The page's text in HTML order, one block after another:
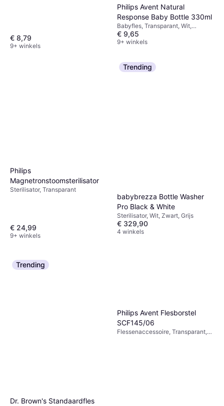
€ 8,79
9+ winkels
Philips Avent Natural
Response Baby Bottle 330ml
Babyfles, Transparant, Wit,
Materiaal: Siliconen
€ 9,65
9+ winkels
Philips
Magnetronstoomsterilisator
Sterilisator, Transparant
€ 24,99
9+ winkels
Trending
babybrezza Bottle Washer
Pro Black & White
Sterilisator, Wit, Zwart, Grijs
€ 329,90
4 winkels
Trending
Dr. Brown's Standaardfles
Philips Avent Flesborstel
SCF145/06
Flessenaccessoire, Transparant,